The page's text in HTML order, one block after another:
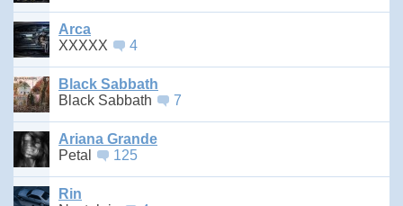
Arca
XXXXX
4
Black Sabbath
Black Sabbath
7
Ariana Grande
Petal
125
Rin